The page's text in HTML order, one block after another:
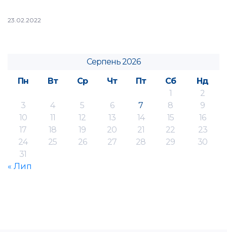
23.02.2022
Серпень 2026
Пн
Вт Ср Чт Пт Сб
Нд
1
2
3
4 5 6 7 8
9
10
11 12 13 14 15
16
17
18 19 20 21 22
23
24
25 26 27 28 29
30
31
« Лип